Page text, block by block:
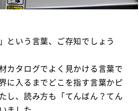
」という言葉、ご存知でしょう
カタログでよく見かける言葉で
に入るまでどこを指す言葉かピ
し、読み方も「てんばん？てん